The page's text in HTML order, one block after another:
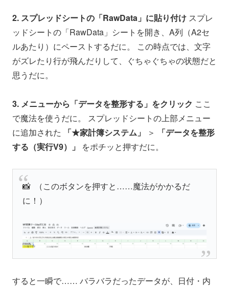
2. スプレッドシートの「RawData」に貼り付け スプレ
ッドシートの「RawData」シートを開き、A列（A2セ
ルあたり）にペーストするだに。 この時点では、文字
がズレたり行が飛んだりして、ぐちゃぐちゃの状態だと
思うだに。
3. メニューから「データを整形する」をクリック ここ
で魔法を使うだに。 スプレッドシートの上部メニュー
に追加された
「★家計簿システム」 ＞
「データを整形
する（実行V9）」
をポチッと押すだに。
📸 （このボタンを押すと……魔法がかかるだ
に！）
すると一瞬で…… バラバラだったデータが、日付・内